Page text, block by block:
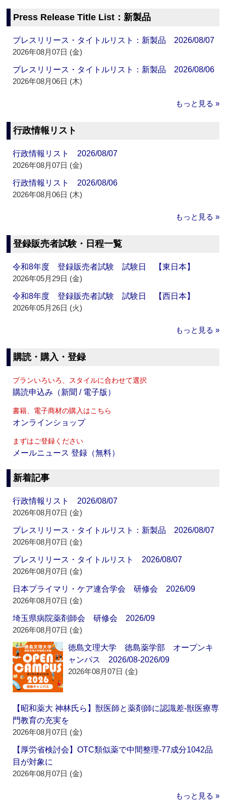
Press Release Title List：新製品
プレスリリース・タイトルリスト：新製品 2026/08/07
2026年08月07日 (金)
プレスリリース・タイトルリスト：新製品 2026/08/06
2026年08月06日 (木)
もっと見る »
行政情報リスト
行政情報リスト 2026/08/07
2026年08月07日 (金)
行政情報リスト 2026/08/06
2026年08月06日 (木)
もっと見る »
登録販売者試験・日程一覧
令和8年度 登録販売者試験 試験日 【東日本】
2026年05月29日 (金)
令和8年度 登録販売者試験 試験日 【西日本】
2026年05月26日 (火)
もっと見る »
購読・購入・登録
プランいろいろ、スタイルに合わせて選択
購読申込み（新聞 / 電子版）
書籍、電子商材の購入はこちら
オンラインショップ
まずはご登録ください
メールニュース 登録（無料）
新着記事
行政情報リスト 2026/08/07
2026年08月07日 (金)
プレスリリース・タイトルリスト：新製品 2026/08/07
2026年08月07日 (金)
プレスリリース・タイトルリスト 2026/08/07
2026年08月07日 (金)
日本プライマリ・ケア連合学会 研修会 2026/09
2026年08月07日 (金)
埼玉県病院薬剤師会 研修会 2026/09
2026年08月07日 (金)
徳島文理大学 徳島薬学部 オープンキ
ャンパス 2026/08-2026/09
2026年08月07日 (金)
【昭和薬大 神林氏ら】獣医師と薬剤師に認識差‐獣医療専
門教育の充実を
2026年08月07日 (金)
【厚労省検討会】OTC類似薬で中間整理‐77成分1042品
目が対象に
2026年08月07日 (金)
もっと見る »